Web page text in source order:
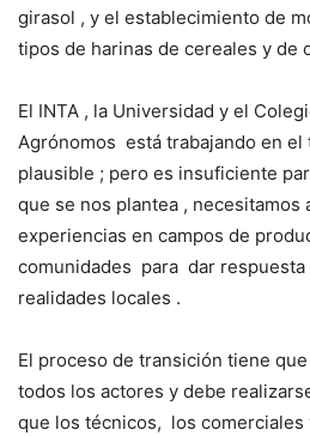
girasol , y el establecimiento de
tipos de harinas de cereales y de
El INTA , la Universidad y el
Agrónomos está trabajando en el
plausible ; pero es insuficiente
que se nos plantea , necesitamos
experiencias en campos de
comunidades para dar
realidades locales .
El proceso de transición tiene
todos los actores y debe
que los técnicos, los